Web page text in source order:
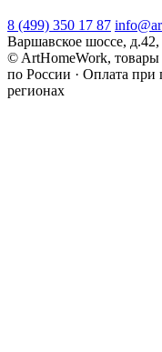
8 (499) 350 17 87
Варшавское шоссе,
© ArtHomeWork, товары
по России · Оплата при
регионах